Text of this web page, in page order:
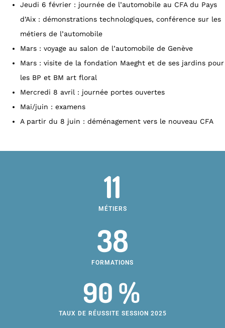
Jeudi 6 février : journée de l’automobile au CFA du Pays
d’Aix : démonstrations technologiques, conférence sur les
métiers de l’automobile
Mars : voyage au salon de l’automobile de Genève
Mars : visite de la fondation Maeght et de ses jardins pour
les BP et BM art floral
Mercredi 8 avril : journée portes ouvertes
Mai/juin : examens
A partir du 8 juin : déménagement vers le nouveau CFA
11
MÉTIERS
38
FORMATIONS
90 %
TAUX DE RÉUSSITE SESSION 2025